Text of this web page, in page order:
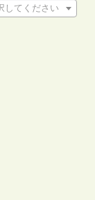
してください
ださい